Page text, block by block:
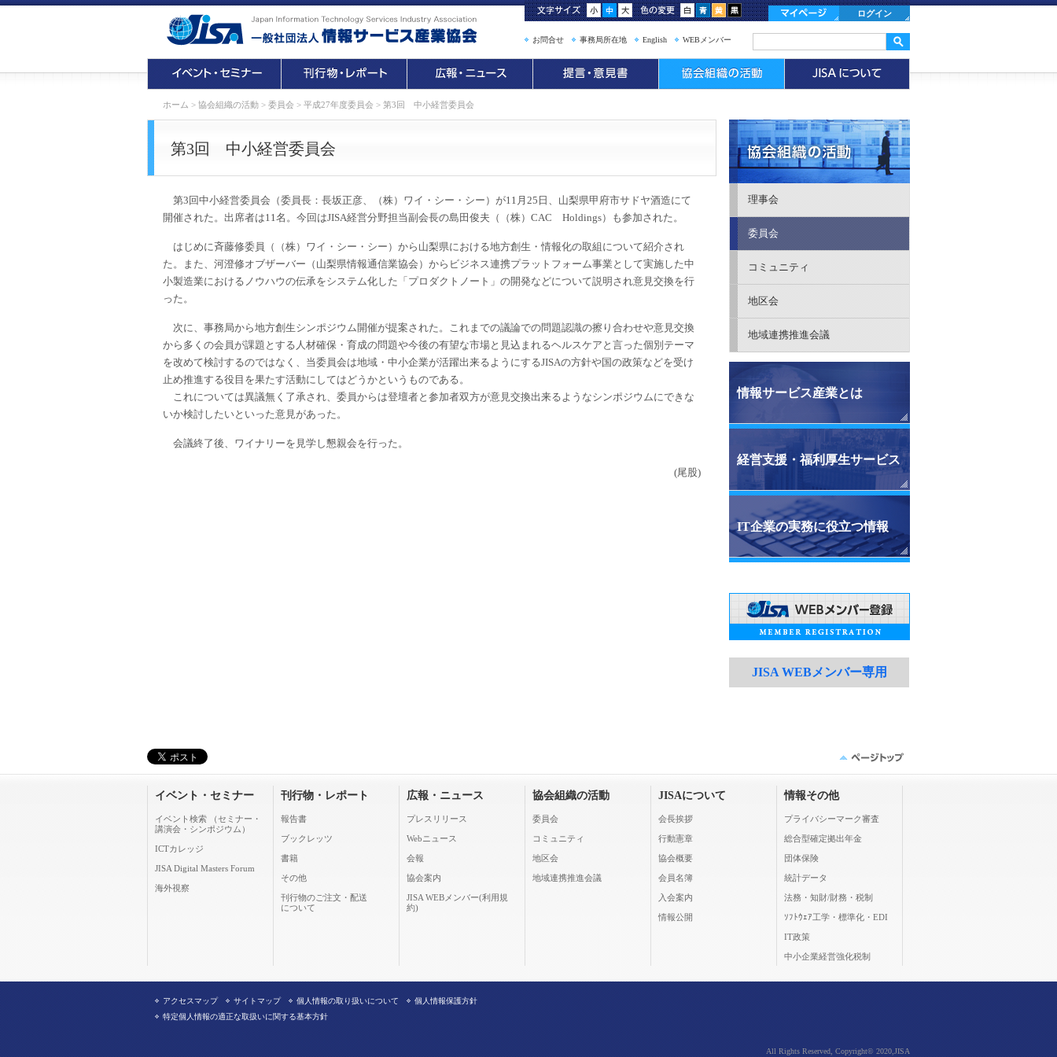
ログイン
お問合せ 事務局所在地 English WEBメンバー
ホーム > 協会組織の活動 > 委員会 > 平成27年度委員会 > 第3回 中小経営委員会
第3回 中小経営委員会
第3回中小経営委員会（委員長：長坂正彦、（株）ワイ・シー・シー）が11月25日、山梨県甲府市サドヤ酒造にて
開催された。出席者は11名。今回はJISA経営分野担当副会長の島田俊夫（（株）CAC Holdings）も参加された。
はじめに斉藤修委員（（株）ワイ・シー・シー）から山梨県における地方創生・情報化の取組について紹介され
た。また、河澄修オブザーバー（山梨県情報通信業協会）からビジネス連携プラットフォーム事業として実施した中
小製造業におけるノウハウの伝承をシステム化した「プロダクトノート」の開発などについて説明され意見交換を行
った。
次に、事務局から地方創生シンポジウム開催が提案された。これまでの議論での問題認識の擦り合わせや意見交換
から多くの会員が課題とする人材確保・育成の問題や今後の有望な市場と見込まれるヘルスケアと言った個別テーマ
を改めて検討するのではなく、当委員会は地域・中小企業が活躍出来るようにするJISAの方針や国の政策などを受け
止め推進する役目を果たす活動にしてはどうかというものである。
これについては異議無く了承され、委員からは登壇者と参加者双方が意見交換出来るようなシンポジウムにできな
いか検討したいといった意見があった。
会議終了後、ワイナリーを見学し懇親会を行った。
(尾股)
理事会
委員会
コミュニティ
地区会
地域連携推進会議
情報サービス産業とは
経営支援・福利厚生サービス
IT企業の実務に役立つ情報
JISA WEBメンバー専用
イベント・セミナー
イベント検索 （セミナー・
講演会・シンポジウム）
ICTカレッジ
JISA Digital Masters Forum
海外視察
刊行物・レポート
報告書
ブックレッツ
書籍
その他
刊行物のご注文・配送
について
広報・ニュース
プレスリリース
Webニュース
会報
協会案内
JISA WEBメンバー(利用規
約)
協会組織の活動
委員会
コミュニティ
地区会
地域連携推進会議
JISAについて
会長挨拶
行動憲章
協会概要
会員名簿
入会案内
情報公開
情報その他
プライバシーマーク審査
総合型確定拠出年金
団体保険
統計データ
法務・知財/財務・税制
ｿﾌﾄｳｪｱ工学・標準化・EDI
IT政策
中小企業経営強化税制
アクセスマップ サイトマップ 個人情報の取り扱いについて
個人情報保護方針
特定個人情報の適正な取扱いに関する基本方針
All Rights Reserved, Copyright© 2020,JISA